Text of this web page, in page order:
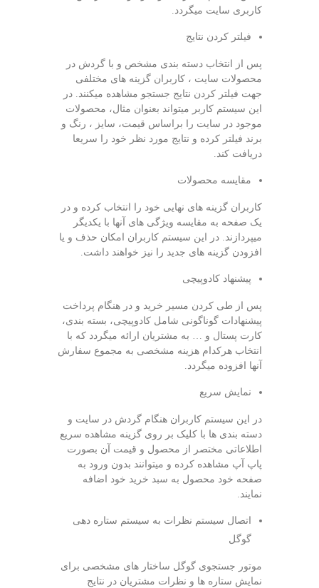
کاربری سایت میگردد.
فیلتر کردن نتایج
پس از انتخاب دسته بندی مشخص و با گردش در
محصولات سایت ، کاربران گزینه های مختلفی
جهت فیلتر کردن نتایج جستجو مشاهده میکنند. در
این سیستم کاربر میتواند بعنوان مثال، محصولات
موجود در سایت را براساس قیمت، سایز ، رنگ و
برند فیلتر کرده و نتایج مورد نظر خود را سریعا
دریافت کند.
مقایسه محصولات
کاربران گزینه های نهایی خود را انتخاب کرده و در
یک صفحه به مقایسه ویژگی های آنها با یکدیگر
میپردازند. در این سیستم کاربران امکان حذف و یا
افزودن گزینه های جدید را نیز خواهند داشت.
پیشنهاد کادوپیچی
پس از طی کردن مسیر خرید و در هنگام پرداخت
پیشنهادات گوناگونی شامل کادوپیچی، بسته بندی،
کارت پستال و … به مشتریان ارائه میگردد که با
انتخاب هرکدام هزینه مشخصی به مجموع سفارش
آنها افزوده میگردد.
نمایش سریع
در این سیستم کاربران هنگام گردش در سایت و
دسته بندی ها با کلیک بر روی گزینه مشاهده سریع
اطلاعاتی مختصر از محصول و قیمت آن بصورت
پاپ آپ مشاهده کرده و میتوانند بدون ورود به
صفحه خود محصول به سبد خرید خود اضافه
نمایند.
اتصال سیستم نظرات به سیستم ستاره دهی
گوگل
موتور جستجوی گوگل ساختار های مشخصی برای
نمایش ستاره ها و نظرات مشتریان در نتایج